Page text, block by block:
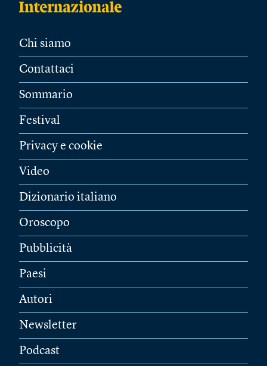
Chi siamo
Contattaci
Sommario
Festival
Privacy e cookie
Video
Dizionario italiano
Oroscopo
Pubblicità
Paesi
Autori
Newsletter
Podcast